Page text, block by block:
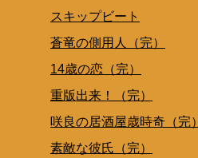
スキップビート
蒼竜の側用人（完）
14歳の恋（完）
重版出来！（完）
咲良の居酒屋歳時奇（完）
素敵な彼氏（完）